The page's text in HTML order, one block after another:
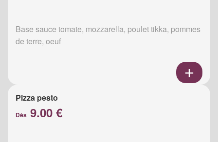
Base sauce tomate, mozzarella, poulet tikka, pommes
de terre, oeuf
Pizza pesto
Dès 9.00 €